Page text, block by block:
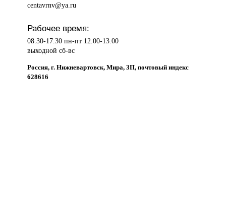
centavrnv@ya.ru
Рабочее время:
08.30-17.30 пн-пт 12.00-13.00
выходной сб-вс
Россия, г. Нижневартовск, Мира, 3П, почтовый индекс
628616